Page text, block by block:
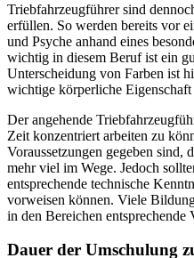
Triebfahrzeugführer sind
erfüllen. So werden bereits vor
und Psyche anhand eines
wichtig in diesem Beruf ist ein
Unterscheidung von Farben ist
wichtige körperliche
Der angehende
Zeit konzentriert arbeiten zu
Voraussetzungen gegeben sind,
mehr viel im Wege. Jedoch
entsprechende technische
vorweisen können. Viele
in den Bereichen entsprechende
Dauer der Umschulung